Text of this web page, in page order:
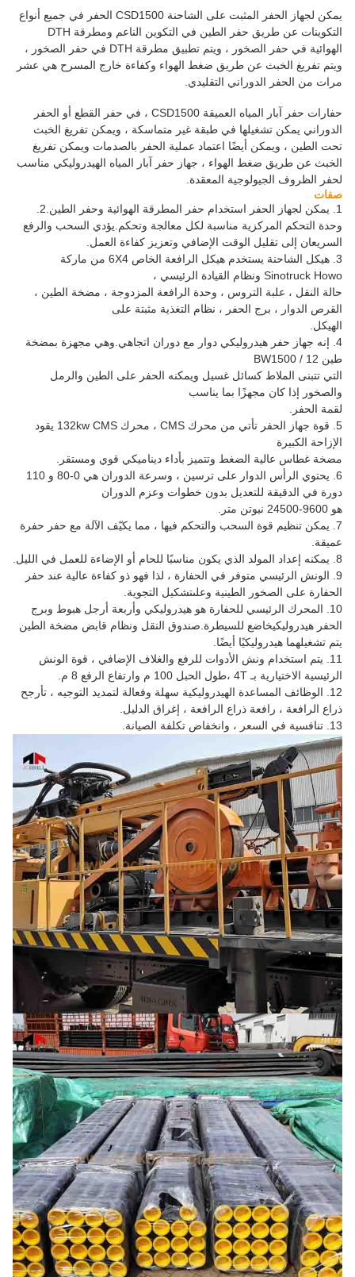
يمكن لجهاز الحفر المثبت على الشاحنة CSD1500 الحفر في جميع أنواع
التكوينات عن طريق حفر الطين في التكوين الناعم ومطرقة DTH
الهوائية في حفر الصخور ، ويتم تطبيق مطرقة DTH في حفر الصخور ،
ويتم تفريغ الخبث عن طريق ضغط الهواء وكفاءة خارج المسرح هي عشر
مرات من الحفر الدوراني التقليدي.
حفارات حفر آبار المياه العميقة CSD1500 ، في حفر القطع أو الحفر
الدوراني يمكن تشغيلها في طبقة غير متماسكة ، ويمكن تفريغ الخبث
تحت الطين ، ويمكن أيضًا اعتماد عملية الحفر بالصدمات و يمكن تفريغ
الخبث عن طريق ضغط الهواء ، جهاز حفر آبار المياه الهيدروليكي مناسب
لحفر الظروف الجيولوجية المعقدة.
صفات
1. يمكن لجهاز الحفر استخدام حفر المطرقة الهوائية وحفر الطين.2.
وحدة التحكم المركزية مناسبة لكل معالجة وتحكم.يؤدي السحب والرفع
السريعان إلى تقليل الوقت الإضافي وتعزيز كفاءة العمل.
3. هيكل الشاحنة يستخدم هيكل الرافعة الخاص 6X4 من ماركة
Sinotruck Howo ونظام القيادة الرئيسي ،
حالة النقل ، علبة التروس ، وحدة الرافعة المزدوجة ، مضخة الطين ،
القرص الدوار ، برج الحفر ، نظام التغذية مثبتة على
الهيكل.
4. إنه جهاز حفر هيدروليكي دوار مع دوران اتجاهي.وهي مجهزة بمضخة
طين BW1500 / 12
التي تتبنى الملاط كسائل غسيل ويمكنه الحفر على الطين والرمل
والصخور إذا كان مجهزًا بما يناسب
لقمة الحفر.
5. قوة جهاز الحفر تأتي من محرك CMS ، محرك 132kw CMS يقود
الإزاحة الكبيرة
مضخة غطاس عالية الضغط وتتميز بأداء ديناميكي قوي ومستقر.
6. يحتوي الرأس الدوار على ترسين ، وسرعة الدوران هي 0-80 و 110
دورة في الدقيقة للتعديل بدون خطوات وعزم الدوران
هو 9600-24500 نيوتن متر.
7. يمكن تنظيم قوة السحب والتحكم فيها ، مما يكيّف الآلة مع حفر حفرة
عميقة.
9. الونش الرئيسي متوفر في الحفارة ، لذا فهو ذو كفاءة عالية عند حفر
الحفارة على الصخور الطينية وعلىتشكيل التجوية.
10. المحرك الرئيسي للحفارة هو هيدروليكي وأربعة أرجل هبوط وبرج
الحفر هيدروليكيخاضع للسيطرة.صندوق النقل ونظام قابض مضخة الطين
يتم تشغيلهما هيدروليكيًا أيضًا.
11. يتم استخدام ونش الأدوات للرفع والغلاف الإضافي ، قوة الونش
الرئيسية الاختيارية بـ 4T ،
طول الحبل 100 م وارتفاع الرفع 8 م.
12. الوظائف المساعدة الهيدروليكية سهلة وفعالة لتمديد التوجيه ، تأرجح
ذراع الرافعة ، رافعة ذراع الرافعة ، إغراق الدليل.
13. تنافسية في السعر ، وانخفاض تكلفة الصيانة.